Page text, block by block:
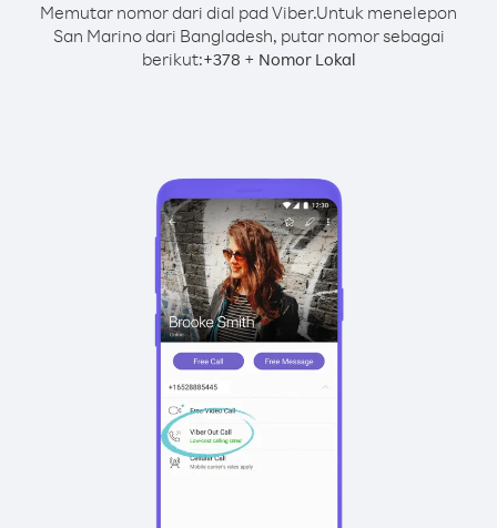
Memutar nomor dari dial pad Viber.Untuk menelepon
San Marino dari Bangladesh, putar nomor sebagai
berikut:+378 + Nomor Lokal